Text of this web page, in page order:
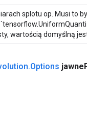
splotu op. Musi to
wartością domyślną
.Options jawne